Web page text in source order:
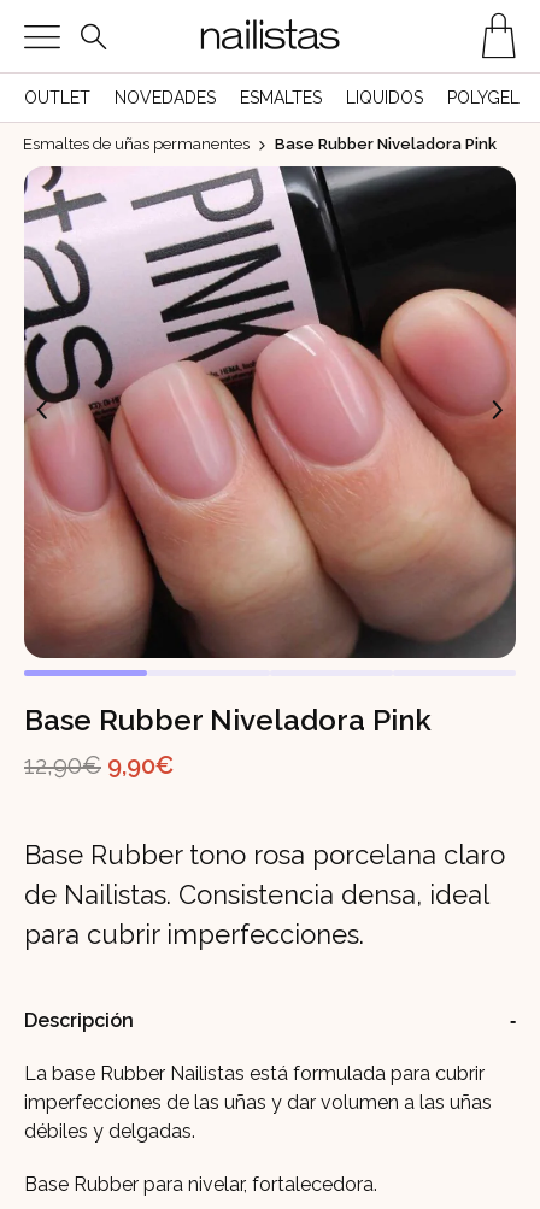
OUTLET NOVEDADES ESMALTES LIQUIDOS POLYGEL
Esmaltes de uñas permanentes Base Rubber Niveladora Pink
Base Rubber Niveladora Pink
12,90€ El
original
era:
12,90€.
9,90€El
es:
9,90€.
Base Rubber tono rosa porcelana claro
de Nailistas. Consistencia densa, ideal
para cubrir imperfecciones.
Descripción
La base Rubber Nailistas está formulada para cubrir
imperfecciones de las uñas y dar volumen a las uñas
débiles y delgadas.
Base Rubber para nivelar, fortalecedora.